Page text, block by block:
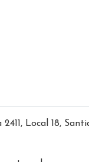
18, Santiago, Región